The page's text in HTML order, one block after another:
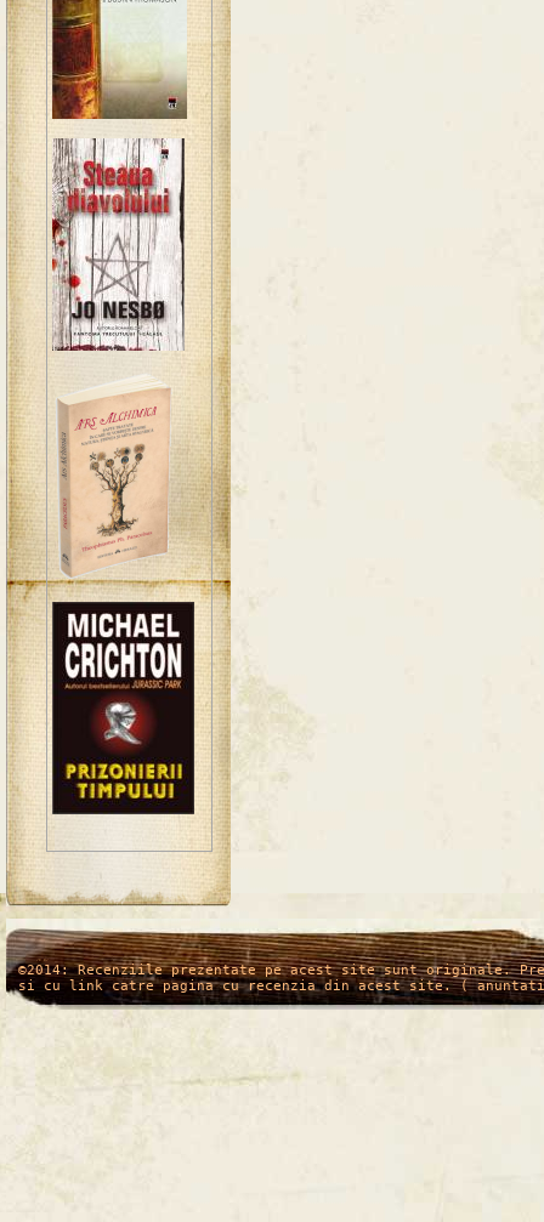
/* */
©2014: Recenziile prezentate pe acest site sunt originale.
si cu link catre pagina cu recenzia din acest site. (